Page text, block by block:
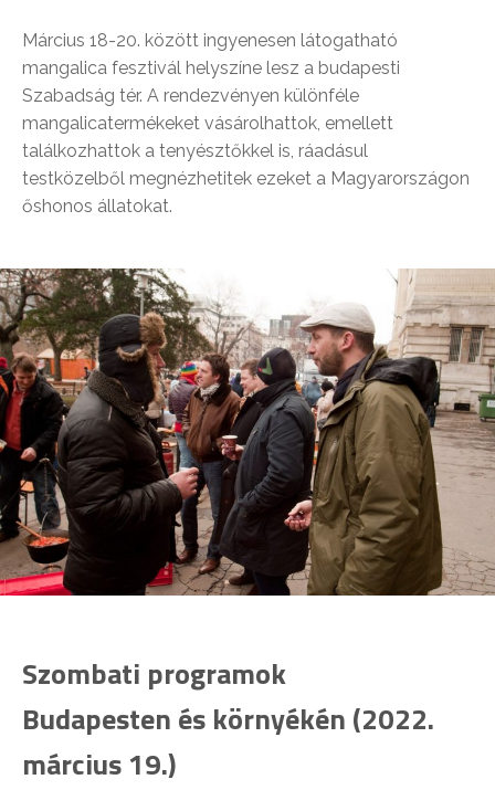
Március 18-20. között ingyenesen látogatható
mangalica fesztivál helyszíne lesz a budapesti
Szabadság tér. A rendezvényen különféle
mangalicatermékeket vásárolhattok, emellett
találkozhattok a tenyésztőkkel is, ráadásul
testközelből megnézhetitek ezeket a Magyarországon
őshonos állatokat.
Szombati programok
Budapesten és környékén (2022.
március 19.)